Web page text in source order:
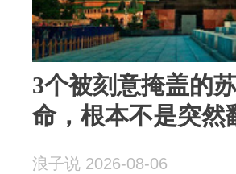
3个被刻意掩盖的
命，根本不是突然
浪子说 2026-08-06